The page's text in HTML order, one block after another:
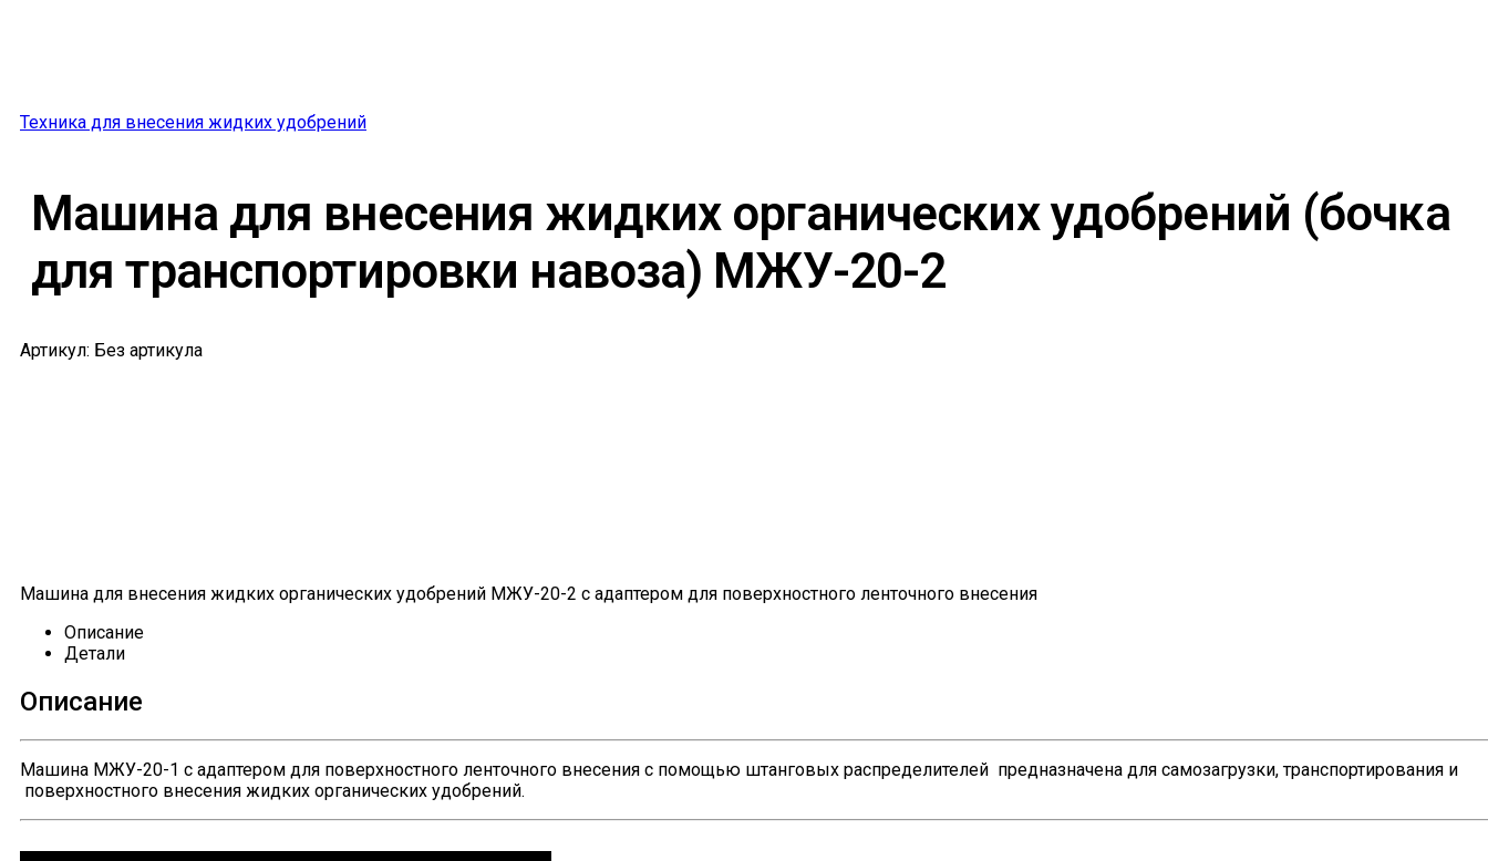
Техника для внесения жидких удобрений
Машина для внесения жидких органических удобрений (бочка
для транспортировки навоза) МЖУ-20-2
Артикул: Без артикула
Машина для внесения жидких органических удобрений МЖУ-20-2 с адаптером для поверхностного ленточного внесения
Описание
Детали
Описание
Машина МЖУ-20-1 с адаптером для поверхностного ленточного внесения с помощью штанговых распределителей предназначена для самозагрузки, транспортирования и
поверхностного внесения жидких органических удобрений.